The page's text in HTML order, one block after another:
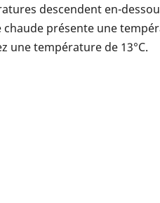
descendent en-
présente une
une température de 13°C.